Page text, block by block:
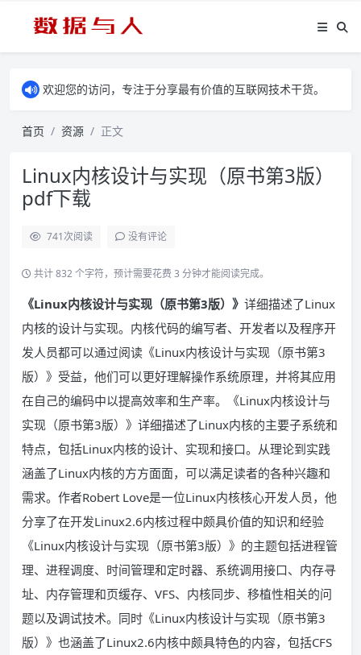
欢迎您的访问，专注于分享最有价值的互联网技术干货。
首页 资源 正文
Linux内核设计与实现（原书第3版）
pdf下载
741次阅读 没有评论
共计 832 个字符，预计需要花费 3 分钟才能阅读完成。
《Linux内核设计与实现（原书第3版）》 详细描述了Linux
内核的设计与实现。内核代码的编写者、开发者以及程序开
发人员都可以通过阅读《Linux内核设计与实现（原书第3
版）》受益，他们可以更好理解操作系统原理，并将其应用
在自己的编码中以提高效率和生产率。《Linux内核设计与
实现（原书第3版）》详细描述了Linux内核的主要子系统和
特点，包括Linux内核的设计、实现和接口。从理论到实践
涵盖了Linux内核的方方面面，可以满足读者的各种兴趣和
需求。作者Robert Love是一位Linux内核核心开发人员，他
分享了在开发Linux2.6内核过程中颇具价值的知识和经验
《Linux内核设计与实现（原书第3版）》的主题包括进程管
理、进程调度、时间管理和定时器、系统调用接口、内存寻
址、内存管理和页缓存、VFS、内核同步、移植性相关的问
题以及调试技术。同时《Linux内核设计与实现（原书第3
版）》也涵盖了Linux2.6内核中颇具特色的内容，包括CFS